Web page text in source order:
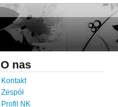
O nas
Kontakt
Zespół
Profil NK